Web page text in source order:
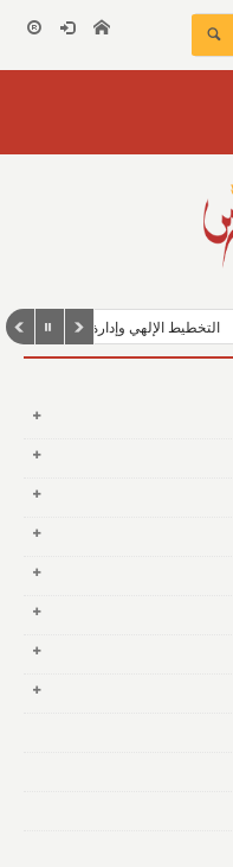
التخطيط الإلهي وإدارة الكون: دروس